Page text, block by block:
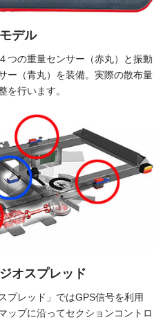
デル
つの重量センサー（赤丸）と振動
ー（青丸）を装備。実際の散布量
を行います。
オスプレッド
プレッド」ではGPS信号を利用
ップに沿ってセクションコントロ